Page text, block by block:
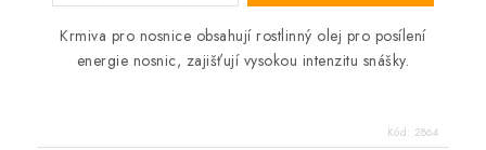
Krmiva pro nosnice obsahují rostlinný olej pro posílení
energie nosnic, zajišťují vysokou intenzitu snášky.
Kód: 2864